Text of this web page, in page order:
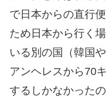
で日本からの直行
ため日本から行く
いる別の国（韓国
アンヘレスから70
するしかなかったの